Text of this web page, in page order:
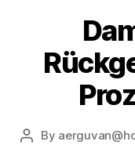
Post
By